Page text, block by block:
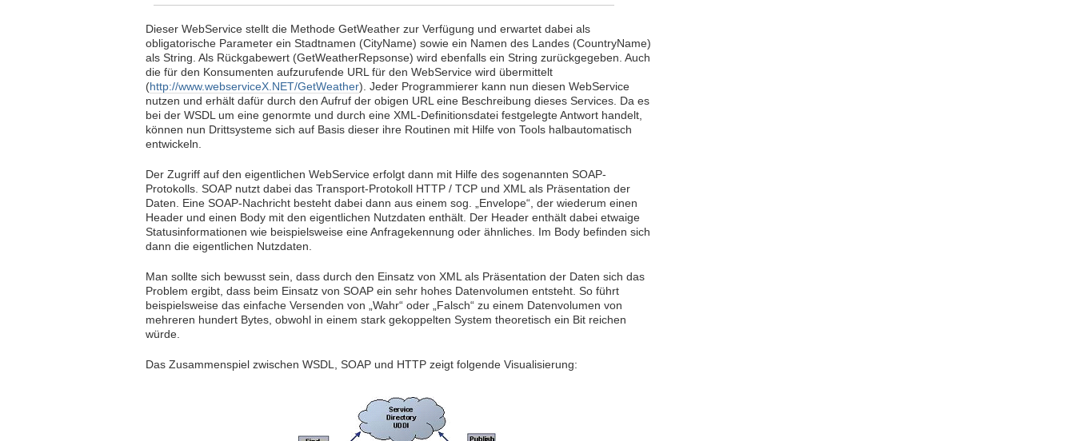
Dieser WebService stellt die Methode GetWeather zur Verfügung und erwartet dabei als
obligatorische Parameter ein Stadtnamen (CityName) sowie ein Namen des Landes (CountryName)
als String. Als Rückgabewert (GetWeatherRepsonse) wird ebenfalls ein String zurückgegeben. Auch
die für den Konsumenten aufzurufende URL für den WebService wird übermittelt
(http://www.webserviceX.NET/GetWeather). Jeder Programmierer kann nun diesen WebService
nutzen und erhält dafür durch den Aufruf der obigen URL eine Beschreibung dieses Services. Da es
bei der WSDL um eine genormte und durch eine XML-Definitionsdatei festgelegte Antwort handelt,
können nun Drittsysteme sich auf Basis dieser ihre Routinen mit Hilfe von Tools halbautomatisch
entwickeln.
Der Zugriff auf den eigentlichen WebService erfolgt dann mit Hilfe des sogenannten SOAP-
Protokolls. SOAP nutzt dabei das Transport-Protokoll HTTP / TCP und XML als Präsentation der
Daten. Eine SOAP-Nachricht besteht dabei dann aus einem sog. „Envelope“, der wiederum einen
Header und einen Body mit den eigentlichen Nutzdaten enthält. Der Header enthält dabei etwaige
Statusinformationen wie beispielsweise eine Anfragekennung oder ähnliches. Im Body befinden sich
dann die eigentlichen Nutzdaten.
Man sollte sich bewusst sein, dass durch den Einsatz von XML als Präsentation der Daten sich das
Problem ergibt, dass beim Einsatz von SOAP ein sehr hohes Datenvolumen entsteht. So führt
beispielsweise das einfache Versenden von „Wahr“ oder „Falsch“ zu einem Datenvolumen von
mehreren hundert Bytes, obwohl in einem stark gekoppelten System theoretisch ein Bit reichen
würde.
Das Zusammenspiel zwischen WSDL, SOAP und HTTP zeigt folgende Visualisierung: